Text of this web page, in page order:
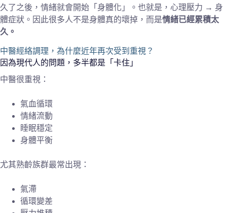
久了之後，情緒就會開始「身體化」。也就是，心理壓力 → 身
體症狀。因此很多人不是身體真的壞掉，而是情緒已經累積太
久。
中醫經絡調理，為什麼近年再次受到重視？
因為現代人的問題，多半都是「卡住」
中醫很重視：
氣血循環
情緒流動
睡眠穩定
身體平衡
尤其熟齡族群最常出現：
氣滯
循環變差